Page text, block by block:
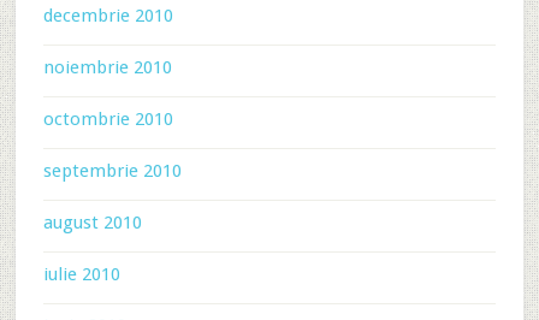
decembrie 2010
noiembrie 2010
octombrie 2010
septembrie 2010
august 2010
iulie 2010